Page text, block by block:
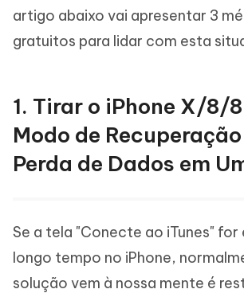
artigo abaixo vai apresentar 3
gratuitos para lidar com esta
1. Tirar o iPhone X/8/
Modo de
Perda de Dados em
Se a tela "Conecte ao iTunes" for
longo tempo no iPhone,
solução vem à nossa mente é